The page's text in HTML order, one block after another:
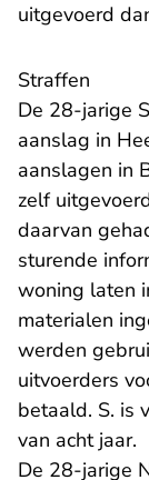
uitgevoerd
Straffen
De 28-jarige
aanslag in
aanslagen in
zelf
daarvan
sturende
woning laten
materialen
werden
uitvoerders
betaald. S. is
van acht jaar.
De 28-jarige